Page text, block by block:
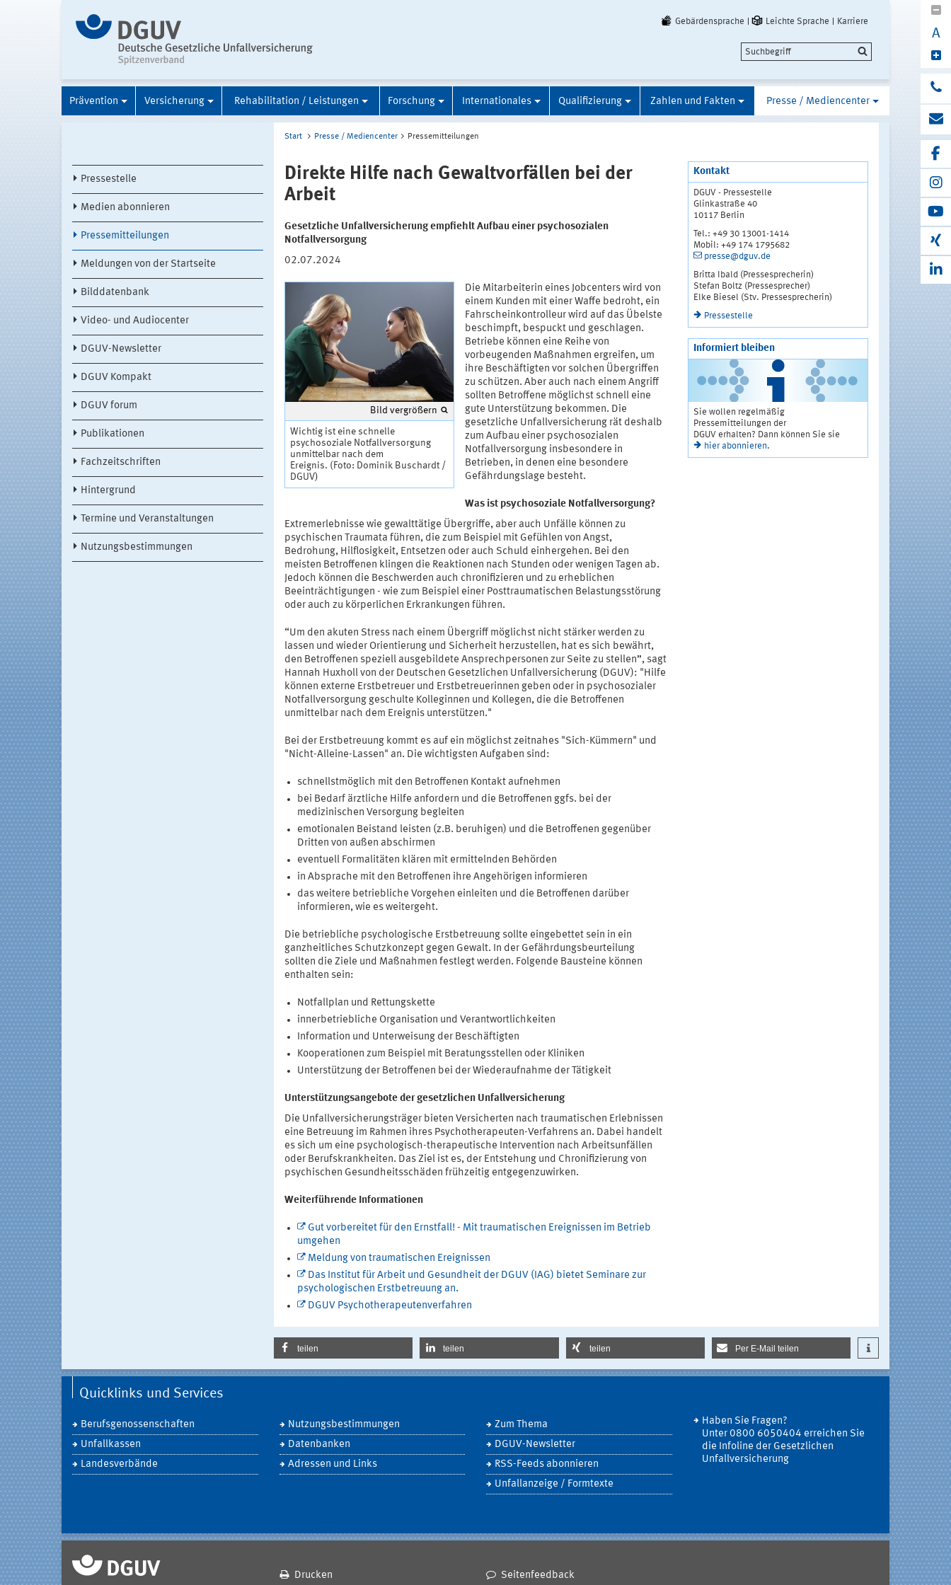
Gebärdensprache Leichte Sprache Karriere
A
Prävention Versicherung Rehabilitation / Leistungen Forschung Internationales Qualifizierung Zahlen und Fakten Presse / Mediencenter
Pressestelle
Medien abonnieren
Pressemitteilungen
Meldungen von der Startseite
Bilddatenbank
Video- und Audiocenter
DGUV-Newsletter
DGUV Kompakt
DGUV forum
Publikationen
Fachzeitschriften
Hintergrund
Termine und Veranstaltungen
Nutzungsbestimmungen
Start Presse / Mediencenter Pressemitteilungen
Direkte Hilfe nach Gewaltvorfällen bei der
Arbeit
Gesetzliche Unfallversicherung empfiehlt Aufbau einer psychosozialen
Notfallversorgung
02.07.2024
Bild vergrößern
Wichtig ist eine schnelle
psychosoziale Notfallversorgung
unmittelbar nach dem
Ereignis. (Foto: Dominik Buschardt /
DGUV)
Die Mitarbeiterin eines Jobcenters wird von
einem Kunden mit einer Waffe bedroht, ein
Fahrscheinkontrolleur wird auf das Übelste
beschimpft, bespuckt und geschlagen.
Betriebe können eine Reihe von
vorbeugenden Maßnahmen ergreifen, um
ihre Beschäftigten vor solchen Übergriffen
zu schützen. Aber auch nach einem Angriff
sollten Betroffene möglichst schnell eine
gute Unterstützung bekommen. Die
gesetzliche Unfallversicherung rät deshalb
zum Aufbau einer psychosozialen
Notfallversorgung insbesondere in
Betrieben, in denen eine besondere
Gefährdungslage besteht.
Was ist psychosoziale Notfallversorgung?
Extremerlebnisse wie gewalttätige Übergriffe, aber auch Unfälle können zu
psychischen Traumata führen, die zum Beispiel mit Gefühlen von Angst,
Bedrohung, Hilflosigkeit, Entsetzen oder auch Schuld einhergehen. Bei den
meisten Betroffenen klingen die Reaktionen nach Stunden oder wenigen Tagen ab.
Jedoch können die Beschwerden auch chronifizieren und zu erheblichen
Beeinträchtigungen - wie zum Beispiel einer Posttraumatischen Belastungsstörung
oder auch zu körperlichen Erkrankungen führen.
“Um den akuten Stress nach einem Übergriff möglichst nicht stärker werden zu
lassen und wieder Orientierung und Sicherheit herzustellen, hat es sich bewährt,
den Betroffenen speziell ausgebildete Ansprechpersonen zur Seite zu stellen”, sagt
Hannah Huxholl von der Deutschen Gesetzlichen Unfallversicherung (DGUV): "Hilfe
können externe Erstbetreuer und Erstbetreuerinnen geben oder in psychosozialer
Notfallversorgung geschulte Kolleginnen und Kollegen, die die Betroffenen
unmittelbar nach dem Ereignis unterstützen."
Bei der Erstbetreuung kommt es auf ein möglichst zeitnahes "Sich-Kümmern" und
"Nicht-Alleine-Lassen" an. Die wichtigsten Aufgaben sind:
schnellstmöglich mit den Betroffenen Kontakt aufnehmen
bei Bedarf ärztliche Hilfe anfordern und die Betroffenen ggfs. bei der
medizinischen Versorgung begleiten
emotionalen Beistand leisten (z.B. beruhigen) und die Betroffenen gegenüber
Dritten von außen abschirmen
eventuell Formalitäten klären mit ermittelnden Behörden
in Absprache mit den Betroffenen ihre Angehörigen informieren
das weitere betriebliche Vorgehen einleiten und die Betroffenen darüber
informieren, wie es weitergeht.
Die betriebliche psychologische Erstbetreuung sollte eingebettet sein in ein
ganzheitliches Schutzkonzept gegen Gewalt. In der Gefährdungsbeurteilung
sollten die Ziele und Maßnahmen festlegt werden. Folgende Bausteine können
enthalten sein:
Notfallplan und Rettungskette
innerbetriebliche Organisation und Verantwortlichkeiten
Information und Unterweisung der Beschäftigten
Kooperationen zum Beispiel mit Beratungsstellen oder Kliniken
Unterstützung der Betroffenen bei der Wiederaufnahme der Tätigkeit
Unterstützungsangebote der gesetzlichen Unfallversicherung
Die Unfallversicherungsträger bieten Versicherten nach traumatischen Erlebnissen
eine Betreuung im Rahmen ihres Psychotherapeuten-Verfahrens an. Dabei handelt
es sich um eine psychologisch-therapeutische Intervention nach Arbeitsunfällen
oder Berufskrankheiten. Das Ziel ist es, der Entstehung und Chronifizierung von
psychischen Gesundheitsschäden frühzeitig entgegenzuwirken.
Weiterführende Informationen
Gut vorbereitet für den Ernstfall! - Mit traumatischen Ereignissen im Betrieb
umgehen
Meldung von traumatischen Ereignissen
Das Institut für Arbeit und Gesundheit der DGUV (IAG) bietet Seminare zur
psychologischen Erstbetreuung an.
DGUV Psychotherapeutenverfahren
Kontakt
DGUV - Pressestelle
Glinkastraße 40
10117 Berlin
Tel.: +49 30 13001-1414
Mobil: +49 174 1795682
presse@dguv.de
Britta Ibald (Pressesprecherin)
Stefan Boltz (Pressesprecher)
Elke Biesel (Stv. Pressesprecherin)
Pressestelle
Informiert bleiben
Sie wollen regelmäßig
Pressemitteilungen der
DGUV erhalten? Dann können Sie sie
hier abonnieren.
teilen teilen teilen Per E-Mail teilen
Quicklinks und Services
Berufsgenossenschaften
Unfallkassen
Landesverbände
Nutzungsbestimmungen
Datenbanken
Adressen und Links
Zum Thema
DGUV-Newsletter
RSS-Feeds abonnieren
Unfallanzeige / Formtexte
Haben Sie Fragen?
Unter 0800 6050404 erreichen Sie
die Infoline der Gesetzlichen
Unfallversicherung
Drucken Seitenfeedback